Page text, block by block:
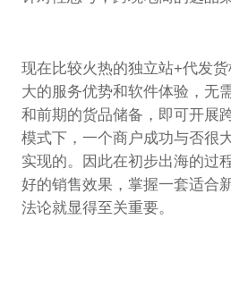
现在比较火热的独立站+代发
大的服务优势和软件体验，无
和前期的货品储备，即可开展
模式下，一个商户成功与否很
实现的。因此在初步出海的过
好的销售效果，掌握一套适合
法论就显得至关重要。